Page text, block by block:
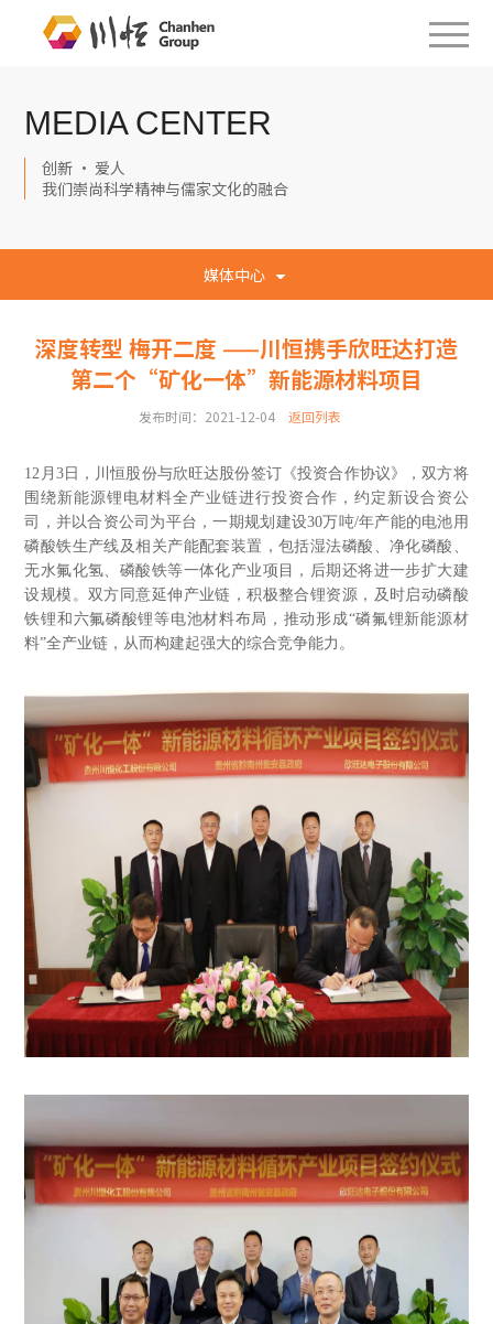
MEDIA CENTER
创新 · 爱人
我们崇尚科学精神与儒家文化的融合
媒体中心
深度转型 梅开二度 ——川恒携手欣旺达打造
第二个“矿化一体”新能源材料项目
发布时间：2021-12-04 返回列表
12月3日，川恒股份与欣旺达股份签订《投资合作协议》，双方将
围绕新能源锂电材料全产业链进行投资合作，约定新设合资公
司，并以合资公司为平台，一期规划建设30万吨/年产能的电池用
磷酸铁生产线及相关产能配套装置，包括湿法磷酸、净化磷酸、
无水氟化氢、磷酸铁等一体化产业项目，后期还将进一步扩大建
设规模。双方同意延伸产业链，积极整合锂资源，及时启动磷酸
铁锂和六氟磷酸锂等电池材料布局，推动形成“磷氟锂新能源材
料”全产业链，从而构建起强大的综合竞争能力。